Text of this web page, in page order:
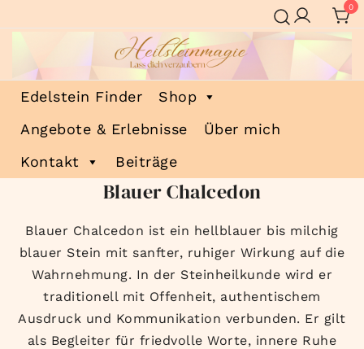
Inhalt
0
Heilsteinmagie
Lass dich verzaubern
Edelstein Finder
Shop
Angebote & Erlebnisse
Über mich
Kontakt
Beiträge
Blauer Chalcedon
Blauer Chalcedon ist ein hellblauer bis milchig
blauer Stein mit sanfter, ruhiger Wirkung auf die
Wahrnehmung. In der Steinheilkunde wird er
traditionell mit Offenheit, authentischem
Ausdruck und Kommunikation verbunden. Er gilt
als Begleiter für friedvolle Worte, innere Ruhe